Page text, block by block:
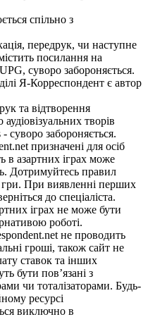
спільно з
передрук, чи наступне
посилання на
суворо забороняється.
Я-Корреспондент є автор
та відтворення
творів
суворо забороняється.
призначені для осіб
в азартних іграх може
Дотримуйтесь правил
гри. При виявленні перших
до спеціаліста.
іграх не може бути
роботі.
не проводить
гроші, також сайт не
ставок та інших
бути пов’язані з
чи тоталізаторами. Будь-
ресурсі
виключно в